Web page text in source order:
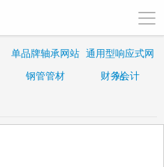
单品牌轴承网站 通用型响应式网
站
钢管管材
财务会计